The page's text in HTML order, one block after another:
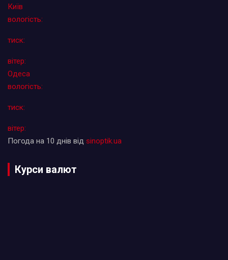
Київ
вологість:
тиск:
вітер:
Одеса
вологість:
тиск:
вітер:
Погода на 10 днів від sinoptik.ua
Курси валют